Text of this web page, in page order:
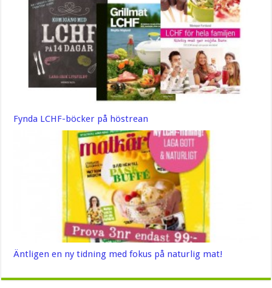
Fynda LCHF-böcker på höstrean
Äntligen en ny tidning med fokus på naturlig mat!